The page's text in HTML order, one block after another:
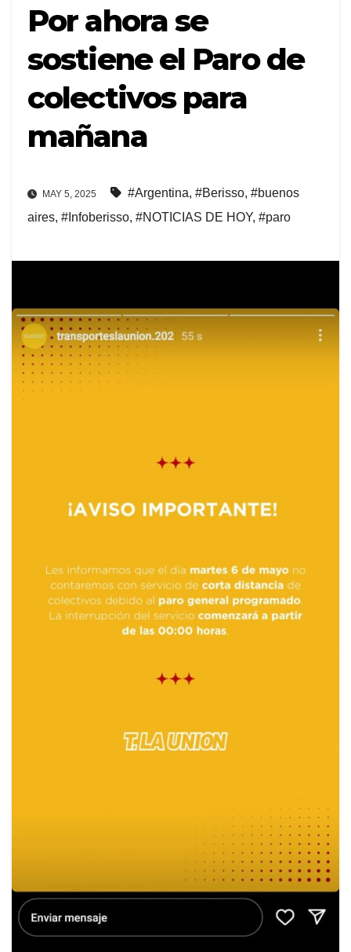
Por ahora se
sostiene el Paro de
colectivos para
mañana
MAY 5, 2025 #Argentina, #Berisso, #buenos
aires, #Infoberisso, #NOTICIAS DE HOY, #paro